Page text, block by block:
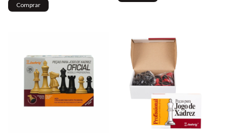
Comprar